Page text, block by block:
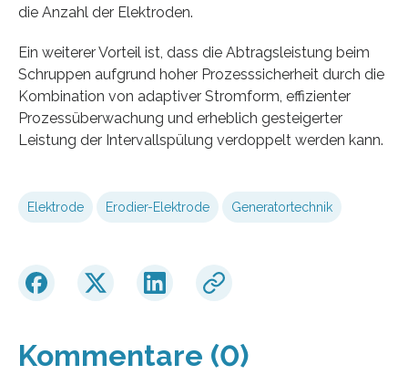
die Anzahl der Elektroden.
Ein weiterer Vorteil ist, dass die Abtragsleistung beim
Schruppen aufgrund hoher Prozesssicherheit durch die
Kombination von adaptiver Stromform, effizienter
Prozessüberwachung und erheblich gesteigerter
Leistung der Intervallspülung verdoppelt werden kann.
Elektrode Erodier-Elektrode Generatortechnik
Kommentare (0)